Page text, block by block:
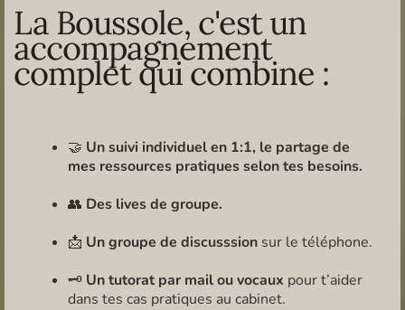
La Boussole, c'est un
accompagnement
complet qui combine :
🤝 Un suivi individuel en 1:1, le partage de
mes ressources pratiques selon tes besoins.
👥 Des lives de groupe.
📩 Un groupe de discusssion sur le téléphone.
🗝️ Un tutorat par mail ou vocaux pour t’aider
dans tes cas pratiques au cabinet.